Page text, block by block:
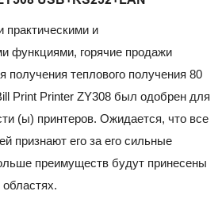
практическими и
функциями, горячие продажи
получения теплового получения 80
Print Printer ZY308 был одобрен для
(ы) принтеров. Ожидается, что все
признают его за его сильные
преимуществ будут принесены